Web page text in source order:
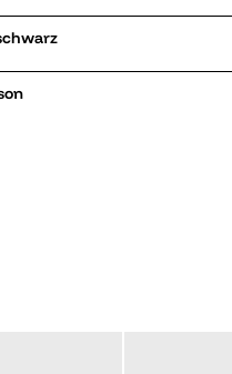
605444 schwarz